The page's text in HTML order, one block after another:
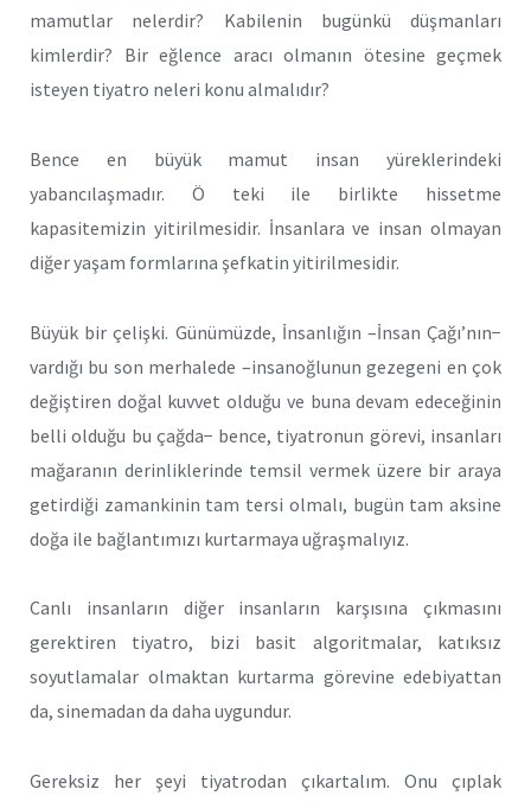
mamutlar nelerdir? Kabilenin bugünkü düşmanları
kimlerdir? Bir eğlence aracı olmanın ötesine geçmek
isteyen tiyatro neleri konu almalıdır?
Bence en büyük mamut insan yüreklerindeki
yabancılaşmadır. Ö teki ile birlikte hissetme
kapasitemizin yitirilmesidir. İnsanlara ve insan olmayan
diğer yaşam formlarına şefkatin yitirilmesidir.
Büyük bir çelişki. Günümüzde, İnsanlığın –İnsan Çağı’nın−
vardığı bu son merhalede –insanoğlunun gezegeni en çok
değiştiren doğal kuvvet olduğu ve buna devam edeceğinin
belli olduğu bu çağda− bence, tiyatronun görevi, insanları
mağaranın derinliklerinde temsil vermek üzere bir araya
getirdiği zamankinin tam tersi olmalı, bugün tam aksine
doğa ile bağlantımızı kurtarmaya uğraşmalıyız.
Canlı insanların diğer insanların karşısına çıkmasını
gerektiren tiyatro, bizi basit algoritmalar, katıksız
soyutlamalar olmaktan kurtarma görevine edebiyattan
da, sinemadan da daha uygundur.
Gereksiz her şeyi tiyatrodan çıkartalım. Onu çıplak